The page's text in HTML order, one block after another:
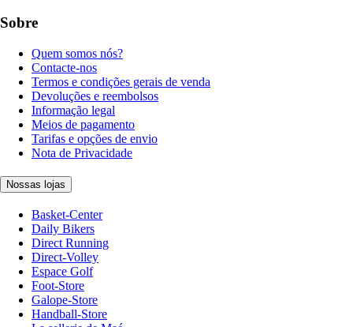
Sobre
Quem somos nós?
Contacte-nos
Termos e condições gerais de venda
Devoluções e reembolsos
Informação legal
Meios de pagamento
Tarifas e opções de envio
Nota de Privacidade
Nossas lojas
Basket-Center
Daily Bikers
Direct Running
Direct-Volley
Espace Golf
Foot-Store
Galope-Store
Handball-Store